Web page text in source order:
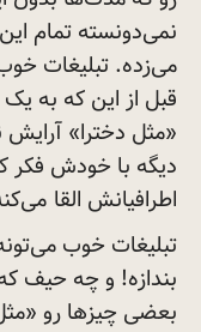
نمی‌دونسته تمام
می‌زده. تبلیغات
قبل از این که به
«مثل دخترا» آرایش
دیگه با خودش فکر
اطرافیانش القا
تبلیغات خوب
بندازه! و چه حیف
بعضی چیزها رو